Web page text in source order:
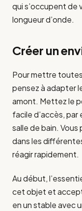
qui s’occupent de
longueur d’onde.
Créer un
Pour mettre
pensez à adapter
amont. Mettez le
facile d’accès, par
salle de bain.
dans les
réagir rapidement.
Au début,
cet objet et
en un stable avec